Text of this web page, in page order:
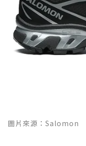
圖片來源：Salomon